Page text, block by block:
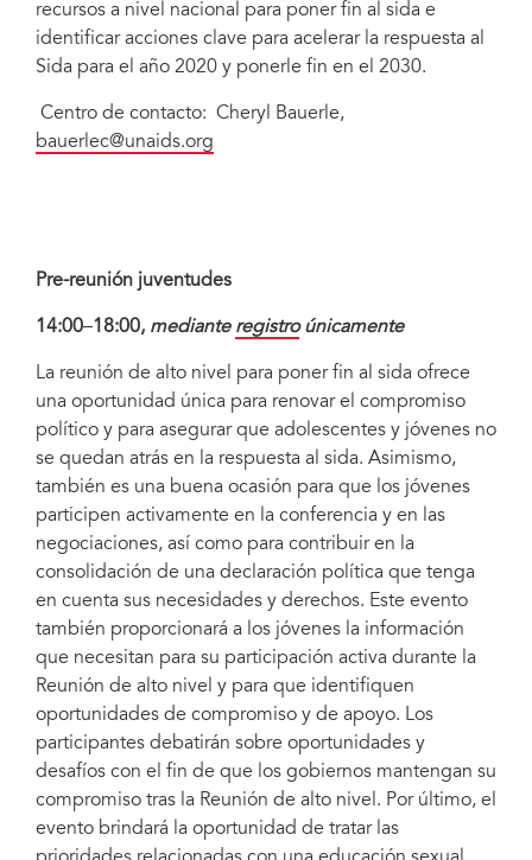
recursos a nivel nacional para poner fin al sida e
identificar acciones clave para acelerar la respuesta al
Sida para el año 2020 y ponerle fin en el 2030.
Centro de contacto: Cheryl Bauerle,
bauerlec@unaids.org
Pre-reunión juventudes
14:00–18:00, mediante registroúnicamente
La reunión de alto nivel para poner fin al sida ofrece
una oportunidad única para renovar el compromiso
político y para asegurar que adolescentes y jóvenes no
se quedan atrás en la respuesta al sida. Asimismo,
también es una buena ocasión para que los jóvenes
participen activamente en la conferencia y en las
negociaciones, así como para contribuir en la
consolidación de una declaración política que tenga
en cuenta sus necesidades y derechos. Este evento
también proporcionará a los jóvenes la información
que necesitan para su participación activa durante la
Reunión de alto nivel y para que identifiquen
oportunidades de compromiso y de apoyo. Los
participantes debatirán sobre oportunidades y
desafíos con el fin de que los gobiernos mantengan su
compromiso tras la Reunión de alto nivel. Por último, el
evento brindará la oportunidad de tratar las